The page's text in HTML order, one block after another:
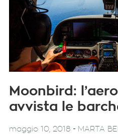
Moonbird:
avvista le
maggio 10, 2018 - MARTA